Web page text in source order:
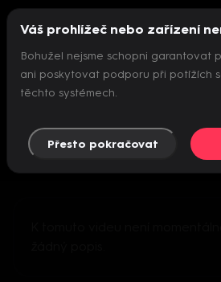
Nepodařilo se
Váš prohlížeč nebo zařízení
Bohužel nejsme schopni garantovat
ani poskytovat podporu při potížích
těchto systémech.
Přesto pokračovat